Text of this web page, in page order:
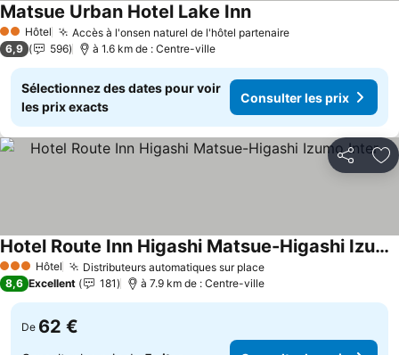
2 Étoiles
Hôtel Accès à l'onsen naturel de l'hôtel partenaireConsulter les
Matsue Urban Hotel Lake InnConsulter les prix
6,9 596 à 1.6 km de : Centre-ville
Sélectionnez des dates pour voir
les prix exacts
Consulter les prix
Partager
3 ÉtoilesHôtel Distributeurs automatiques sur placeConsulter les prix
Hotel Route Inn Higashi Matsue-Higashi Izumo Inter-
Consulter les prix
8,6 Excellent 181 à 7.9 km de : Centre-ville
De 62 €